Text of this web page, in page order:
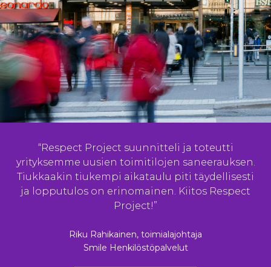
“Respect Project suunnitteli ja toteutti
yrityksemme uusien toimitilojen saneerauksen.
Tiukkaakin tiukempi aikataulu piti täydellisesti
ja lopputulos on erinomainen. Kiitos Respect
Project!”
Riku Rahikainen, toimialajohtaja
Smile Henkilöstöpalvelut